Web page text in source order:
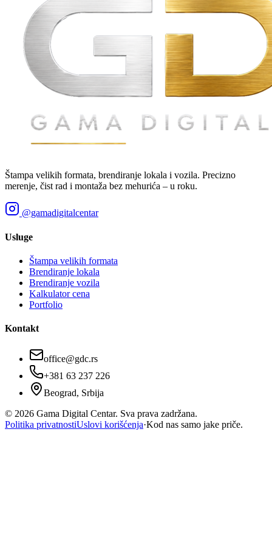
Štampa velikih formata, brendiranje lokala i vozila. Precizno
merenje, čist rad i montaža bez mehurića – u roku.
@gamadigitalcentar
Usluge
Štampa velikih formata
Brendiranje lokala
Brendiranje vozila
Kalkulator cena
Portfolio
Kontakt
office@gdc.rs
+381 63 237 226
Beograd, Srbija
© 2026 Gama Digital Centar. Sva prava zadržana.
Politika privatnostiUslovi korišćenja·Kod nas samo jake priče.